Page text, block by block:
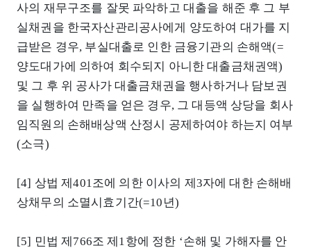
사의 재무구조를 잘못 파악하고 대출을 해준 후 그 부
실채권을 한국자산관리공사에게 양도하여 대가를 지
급받은 경우, 부실대출로 인한 금융기관의 손해액(=
양도대가에 의하여 회수되지 아니한 대출금채권액)
및 그 후 위 공사가 대출금채권을 행사하거나 담보권
을 실행하여 만족을 얻은 경우, 그 대등액 상당을 회사
임직원의 손해배상액 산정시 공제하여야 하는지 여부
(소극)
[4] 상법 제401조에 의한 이사의 제3자에 대한 손해배
상채무의 소멸시효기간(=10년)
[5] 민법 제766조 제1항에 정한 ‘손해 및 가해자를 안